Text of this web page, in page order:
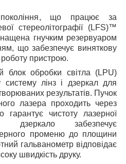
що працює за
стереолітографії (LFS)™
гнучким резервуаром
що забезпечує виняткову
роботу пристрою.
блок обробки світла (LPU)
систему лінз і дзеркал для
результатів. Пучок
лазера проходить через
гарантує чистоту лазерної
дзеркало забезпечує
променю до площини
гальванометр відповідає
швидкість друку.